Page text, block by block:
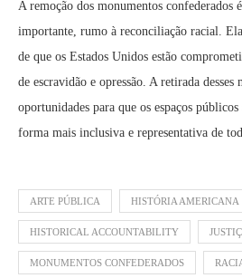
A remoção dos monumentos confederados
importante, rumo à reconciliação racial.
de que os Estados Unidos estão
de escravidão e opressão. A retirada
oportunidades para que os espaços
forma mais inclusiva e representativa de
ARTE PÚBLICA HISTÓRIA AMERICANA
HISTORICAL ACCOUNTABILITY
MONUMENTOS CONFEDERADOS